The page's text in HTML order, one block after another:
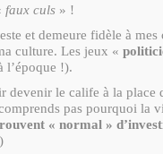
faux culs » !
et demeure fidèle à
culture. Les jeux «
l’époque !).
le calife à la place
pas pourquoi la
« normal »